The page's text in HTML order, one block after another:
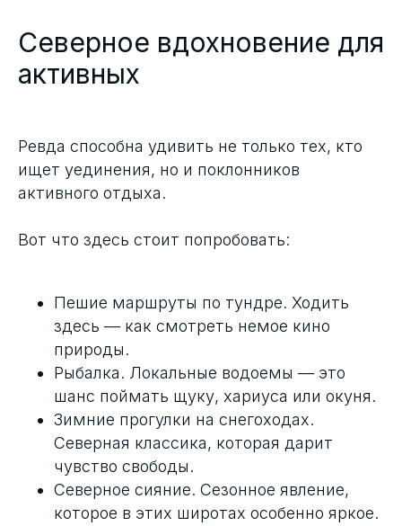
Северное вдохновение для
активных
Ревда способна удивить не только тех, кто
ищет уединения, но и поклонников
активного отдыха.
Вот что здесь стоит попробовать:
Пешие маршруты по тундре. Ходить
здесь — как смотреть немое кино
природы.
Рыбалка. Локальные водоемы — это
шанс поймать щуку, хариуса или окуня.
Зимние прогулки на снегоходах.
Северная классика, которая дарит
чувство свободы.
Северное сияние. Сезонное явление,
которое в этих широтах особенно яркое.